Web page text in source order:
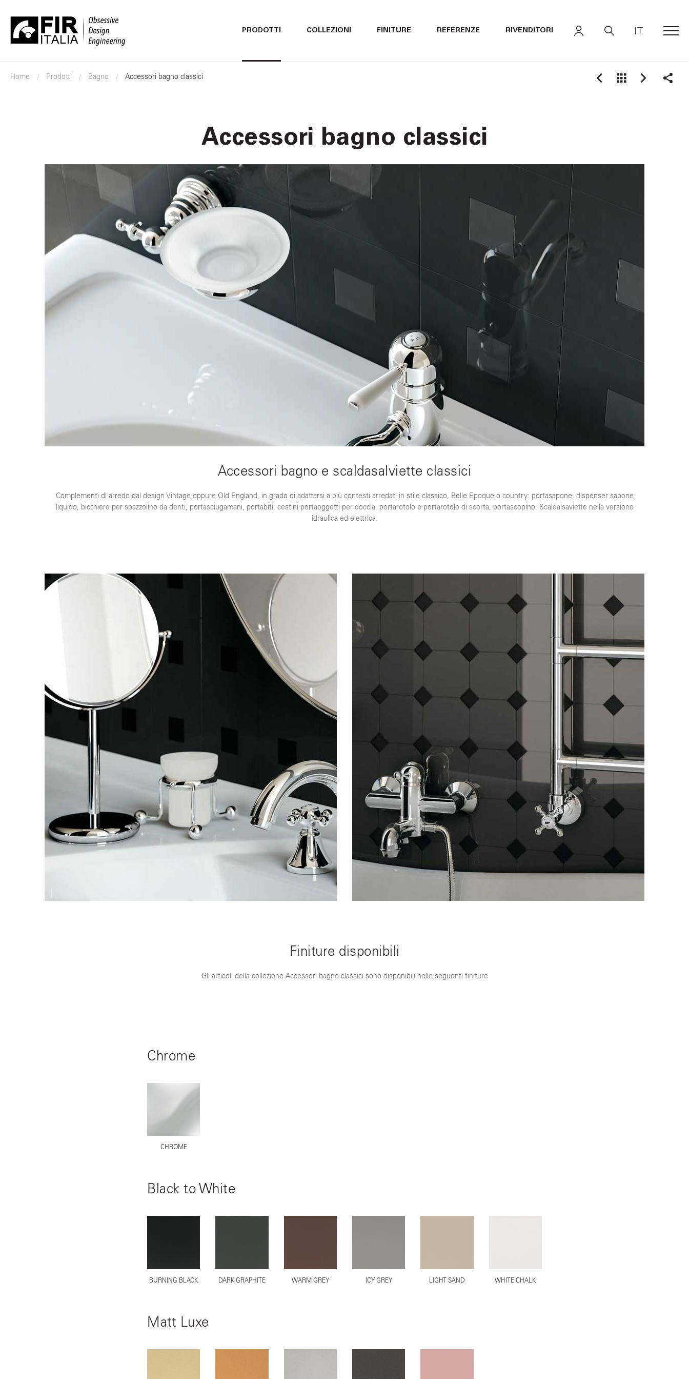
PRODOTTI COLLEZIONI FINITURE REFERENZE RIVENDITORI IT
Home Prodotti Bagno Accessori bagno classici
Share
Accessori bagno classici
Accessori bagno e scaldasalviette classici
Complementi di arredo dal design Vintage oppure Old England, in grado di adattarsi a più contesti arredati in stile classico, Belle Epoque o country: portasapone, dispenser sapone
liquido, bicchiere per spazzolino da denti, portasciugamani, portabiti, cestini portaoggetti per doccia, portarotolo e portarotolo di scorta, portascopino. Scaldalsaviette nella versione
idraulica ed elettrica.
Finiture disponibili
Gli articoli della collezione Accessori bagno classici sono disponibili nelle seguenti finiture
Chrome
CHROME
Black to White
BURNING BLACK DARK GRAPHITE WARM GREY ICY GREY LIGHT SAND WHITE CHALK
Matt Luxe
ITALIANO
ITALIANO